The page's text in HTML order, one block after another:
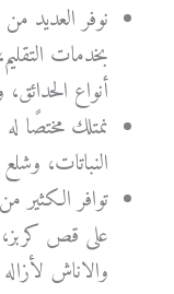
نوفر العديد
بخدمات
أنواع الحدائق،
نمتلك مختصًا
النباتات،
توافر الكثير
على قص كربز،
والاناش